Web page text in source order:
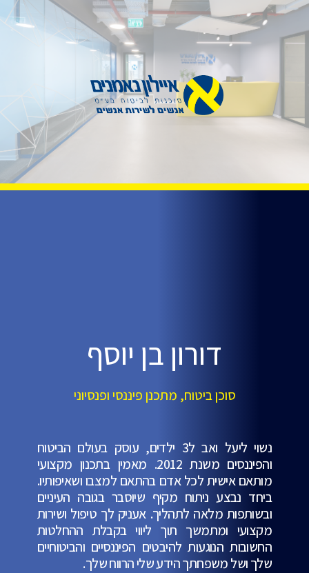
דורון בן יוסף
סוכן ביטוח, מתכנן פיננסי ופנסיוני
נשוי ליעל ואב ל3 ילדים, עוסק בעולם הביטוח
והפיננסים משנת 2012. מאמין בתכנון מקצועי
מותאם אישית לכל אדם בהתאם למצבו ושאיפותיו.
ביחד נבצע ניתוח מקיף שיוסבר בגובה העיניים
ובשותפות מלאה לתהליך. אעניק לך טיפול ושירות
מקצועי ומתמשך תוך ליווי בקבלת ההחלטות
החשובות הנוגעות להיבטים הפיננסיים והביטוחיים
שלך ושל משפחתך הידע שלי הרווח שלך.